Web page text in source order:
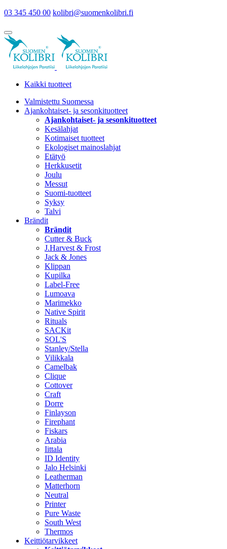
03 345 450 00 kolibri@suomenkolibri.fi
Kaikki tuotteet
Valmistettu Suomessa
Ajankohtaiset- ja sesonkituotteet
Ajankohtaiset- ja sesonkituotteet
Kesälahjat
Kotimaiset tuotteet
Ekologiset mainoslahjat
Etätyö
Herkkusetit
Joulu
Messut
Suomi-tuotteet
Syksy
Talvi
Brändit
Brändit
Cutter & Buck
J.Harvest & Frost
Jack & Jones
Klippan
Kupilka
Label-Free
Lumoava
Marimekko
Native Spirit
Rituals
SACKit
SOL'S
Stanley/Stella
Vilikkala
Camelbak
Clique
Cottover
Craft
Dorre
Finlayson
Firephant
Fiskars
Arabia
Iittala
ID Identity
Jalo Helsinki
Leatherman
Matterhorn
Neutral
Printer
Pure Waste
South West
Thermos
Keittiötarvikkeet